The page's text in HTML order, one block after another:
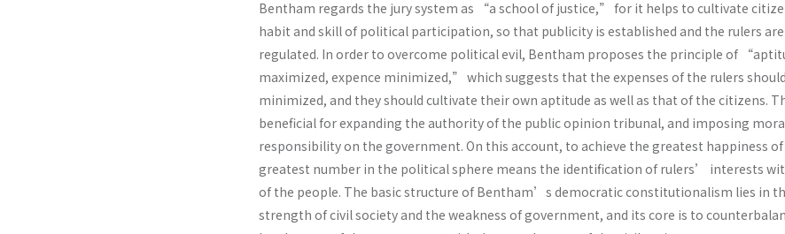
Bentham regards the jury system as “a school of justice,” for it helps to cultivate
habit and skill of political participation, so that publicity is established and the rulers are
regulated. In order to overcome political evil, Bentham proposes the principle of
maximized, expence minimized,” which suggests that the expenses of the rulers
minimized, and they should cultivate their own aptitude as well as that of the citizens.
beneficial for expanding the authority of the public opinion tribunal, and imposing
responsibility on the government. On this account, to achieve the greatest happiness
greatest number in the political sphere means the identification of rulers’ interests
of the people. The basic structure of Bentham’s democratic constitutionalism lies in
strength of civil society and the weakness of government, and its core is to